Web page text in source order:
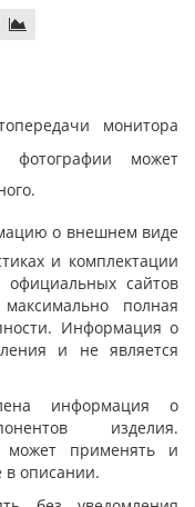
монитора
может
о внешнем виде
и комплектации
сайтов
максимально полная
Информация о
и не является
информация о
изделия.
может применять и
описании.